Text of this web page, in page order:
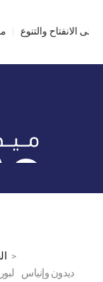
ديدون وإنياس